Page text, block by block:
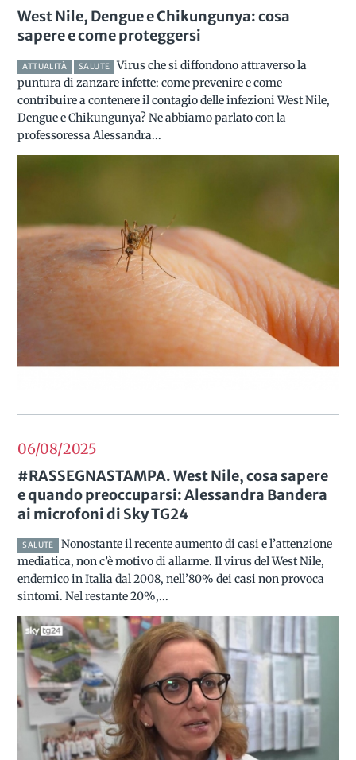
West Nile, Dengue e Chikungunya: cosa
sapere e come proteggersi
ATTUALITÀ SALUTE
Virus che si diffondono attraverso la
puntura di zanzare infette: come prevenire e come
contribuire a contenere il contagio delle infezioni West Nile,
Dengue e Chikungunya? Ne abbiamo parlato con la
professoressa Alessandra...
06/082025
#RASSEGNASTAMPA. West Nile, cosa sapere
e quando preoccuparsi: Alessandra Bandera
ai microfoni di Sky TG24
SALUTE
Nonostante il recente aumento di casi e l’attenzione
mediatica, non c’è motivo di allarme. Il virus del West Nile,
endemico in Italia dal 2008, nell’80% dei casi non provoca
sintomi. Nel restante 20%,...